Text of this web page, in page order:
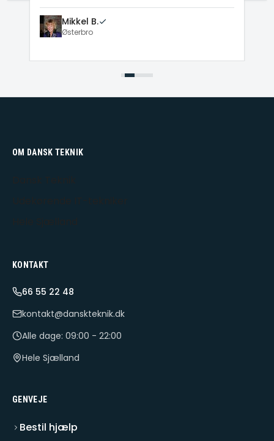
Mikkel B.
Østerbro
OM DANSK TEKNIK
KONTAKT
66 55 22 48
kontakt@danskteknik.dk
Alle dage: 09:00 - 22:00
Hele Sjælland
GENVEJE
Bestil hjælp